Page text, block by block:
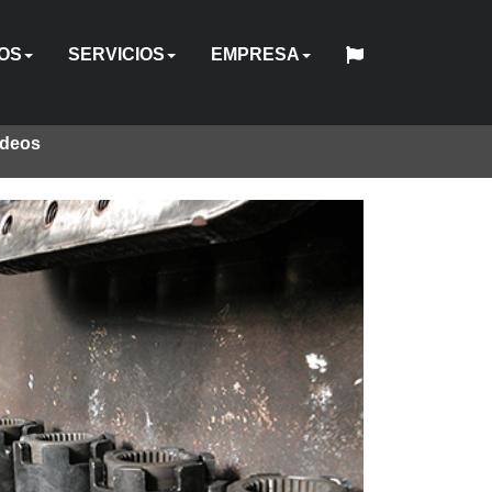
ACCESORIOS
BOMBAS
SERVICIOS
REPARACIÓN
CALIBRACIÓN
ALQUILER
EQUIPOS
PERSONALIZADA
CANJE
HERRAMIENTAS
CARE
EMPRESA
SOMOS
HYTORC